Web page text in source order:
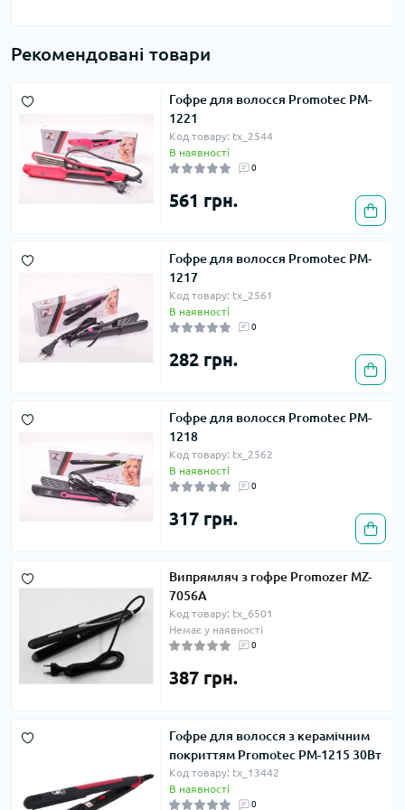
Рекомендовані товари
Гофре для волосся Promotec PM-
1221
Код товару: tx_2544
В наявності
0
561 грн.
Гофре для волосся Promotec PM-
1217
Код товару: tx_2561
В наявності
0
282 грн.
Гофре для волосся Promotec PM-
1218
Код товару: tx_2562
В наявності
0
317 грн.
Випрямляч з гофре Promozer MZ-
7056A
Код товару: tx_6501
Немає у наявності
0
387 грн.
Гофре для волосся з керамічним
покриттям Promotec PM-1215 30Вт
Код товару: tx_13442
В наявності
0